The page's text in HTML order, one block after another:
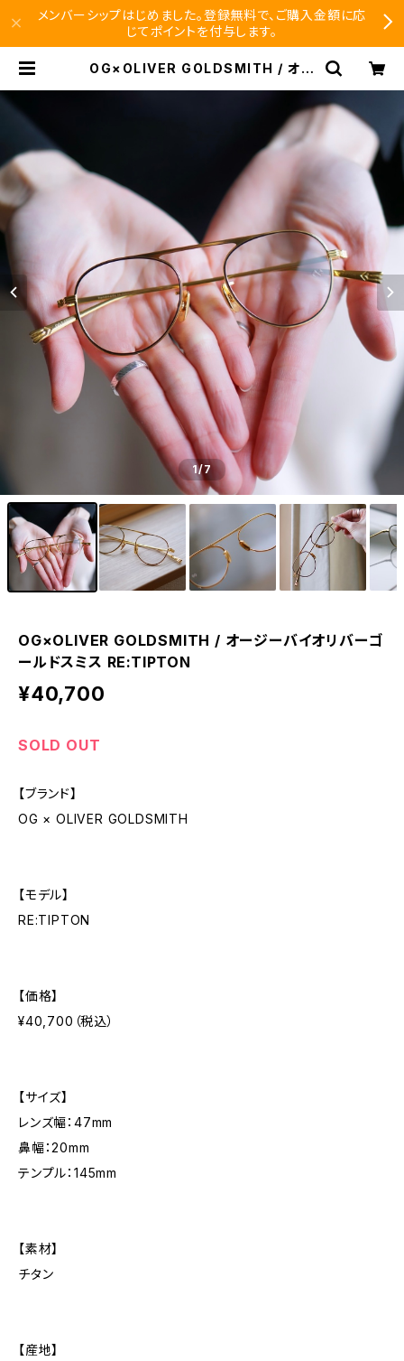
メンバーシップはじめました。登録無料で、ご購入金額に応
じてポイントを付与します。
OG×OLIVER GOLDSMITH / オー
1/7
OG×OLIVER GOLDSMITH / オージーバイオリバーゴ
ールドスミス RE:TIPTON
¥40,700
SOLD OUT
【ブランド】
OG × OLIVER GOLDSMITH
【モデル】
RE:TIPTON
【価格】
¥40,700（税込）
【サイズ】
レンズ幅：47mm
鼻幅：20mm
テンプル：145mm
【素材】
チタン
【産地】